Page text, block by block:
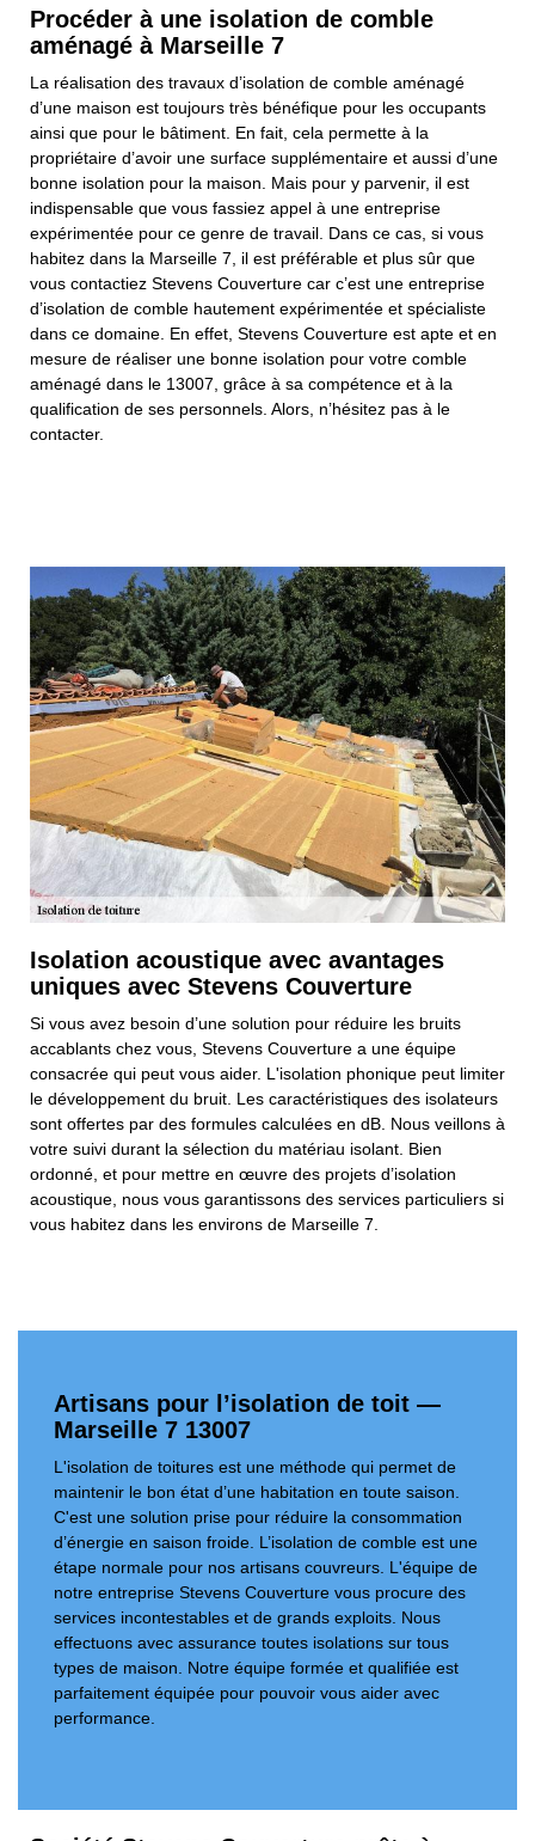
Procéder à une isolation de comble
aménagé à Marseille 7
La réalisation des travaux d’isolation de comble aménagé
d’une maison est toujours très bénéfique pour les occupants
ainsi que pour le bâtiment. En fait, cela permette à la
propriétaire d’avoir une surface supplémentaire et aussi d’une
bonne isolation pour la maison. Mais pour y parvenir, il est
indispensable que vous fassiez appel à une entreprise
expérimentée pour ce genre de travail. Dans ce cas, si vous
habitez dans la Marseille 7, il est préférable et plus sûr que
vous contactiez Stevens Couverture car c’est une entreprise
d’isolation de comble hautement expérimentée et spécialiste
dans ce domaine. En effet, Stevens Couverture est apte et en
mesure de réaliser une bonne isolation pour votre comble
aménagé dans le 13007, grâce à sa compétence et à la
qualification de ses personnels. Alors, n’hésitez pas à le
contacter.
Isolation acoustique avec avantages
uniques avec Stevens Couverture
Si vous avez besoin d’une solution pour réduire les bruits
accablants chez vous, Stevens Couverture a une équipe
consacrée qui peut vous aider. L'isolation phonique peut limiter
le développement du bruit. Les caractéristiques des isolateurs
sont offertes par des formules calculées en dB. Nous veillons à
votre suivi durant la sélection du matériau isolant. Bien
ordonné, et pour mettre en œuvre des projets d’isolation
acoustique, nous vous garantissons des services particuliers si
vous habitez dans les environs de Marseille 7.
Artisans pour l’isolation de toit —
Marseille 7 13007
L'isolation de toitures est une méthode qui permet de
maintenir le bon état d’une habitation en toute saison.
C'est une solution prise pour réduire la consommation
d’énergie en saison froide. L’isolation de comble est une
étape normale pour nos artisans couvreurs. L'équipe de
notre entreprise Stevens Couverture vous procure des
services incontestables et de grands exploits. Nous
effectuons avec assurance toutes isolations sur tous
types de maison. Notre équipe formée et qualifiée est
parfaitement équipée pour pouvoir vous aider avec
performance.